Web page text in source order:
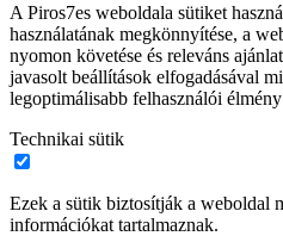
A Piros7es weboldala sütiket
használatának megkönnyítése, a
nyomon követése és releváns
javasolt beállítások elfogadásával
legoptimálisabb felhasználói
Technikai sütik
Ezek a sütik biztosítják a weboldal
információkat tartalmaznak.